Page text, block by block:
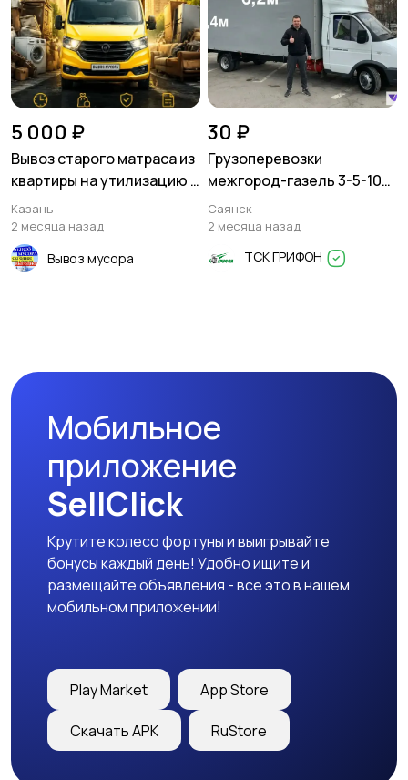
5 000 ₽
Вывоз старого матраса из
квартиры на утилизацию (
на помойку ) Высокая гора
Казань
2 месяца назад
Вывоз мусора
30 ₽
Грузоперевозки
межгород-газель 3-5-10
тонн
Саянск
2 месяца назад
ТСК ГРИФОН
Мобильное
приложение
SellClick
Крутите колесо фортуны и выигрывайте
бонусы каждый день! Удобно ищите и
размещайте объявления - все это в нашем
мобильном приложении!
Play Market App Store
Скачать APK RuStore